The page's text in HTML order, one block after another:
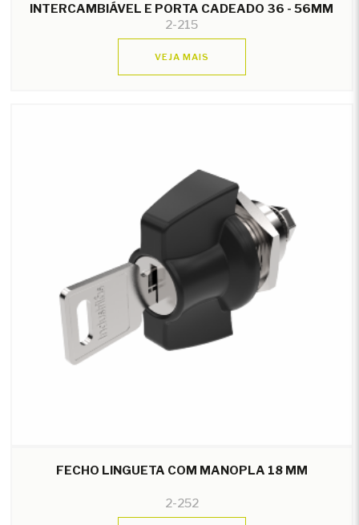
INTERCAMBIÁVEL E PORTA CADEADO 36 - 56MM
2-215
VEJA MAIS
FECHO LINGUETA COM MANOPLA 18 MM
2-252